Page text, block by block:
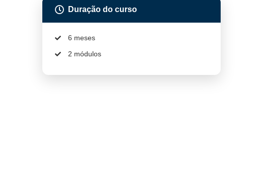
Duração do curso
6 meses
2 módulos